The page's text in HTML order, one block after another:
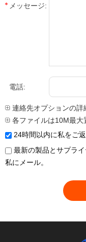
メッセージ:
電話:
連絡先オプションの詳
各ファイルは10M最大
24時間以内に私をご返
最新の製品とサプラ
私にメール。